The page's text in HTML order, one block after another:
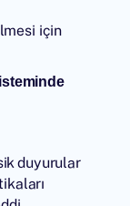
için
duyurular